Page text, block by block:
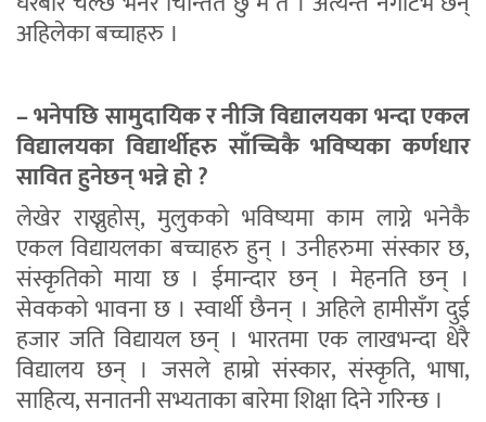
अहिलेका बच्चाहरु ।
– भनेपछि सामुदायिक र नीजि विद्यालयका भन्दा एकल
विद्यालयका विद्यार्थीहरु साँच्चिकै भविष्यका कर्णधार
सावित हुनेछन् भन्ने हो ?
लेखेर राख्नुहोस्, मुलुकको भविष्यमा काम लाग्ने भनेकै
एकल विद्यायलका बच्चाहरु हुन् । उनीहरुमा संस्कार छ,
संस्कृतिको माया छ । ईमान्दार छन् । मेहनति छन् ।
सेवकको भावना छ । स्वार्थी छैनन् । अहिले हामीसँग दुई
हजार जति विद्यायल छन् । भारतमा एक लाखभन्दा धेरै
विद्यालय छन् । जसले हाम्रो संस्कार, संस्कृति, भाषा,
साहित्य, सनातनी सभ्यताका बारेमा शिक्षा दिने गरिन्छ ।